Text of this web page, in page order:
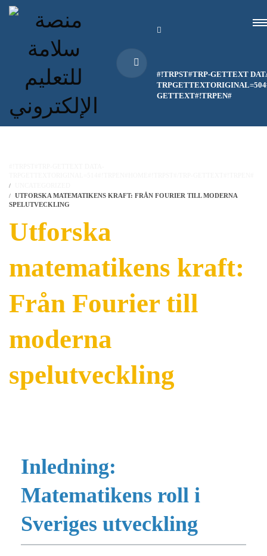
#!TRPST#TRP-GETTEXT
GETTEXT#!TRPEN#
UTFORSKA MATEMATIKENS KRAFT: FRÅN FOURIER TILL MODERNA
SPELUTVECKLING
Utforska
matematikens kraft:
Från Fourier till
moderna
spelutveckling
Inledning:
Matematikens roll i
Sveriges utveckling